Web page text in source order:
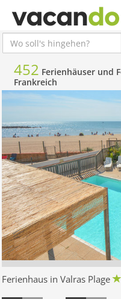
452 Ferienhäuser und
Frankreich
Ferienhaus in Valras Plage